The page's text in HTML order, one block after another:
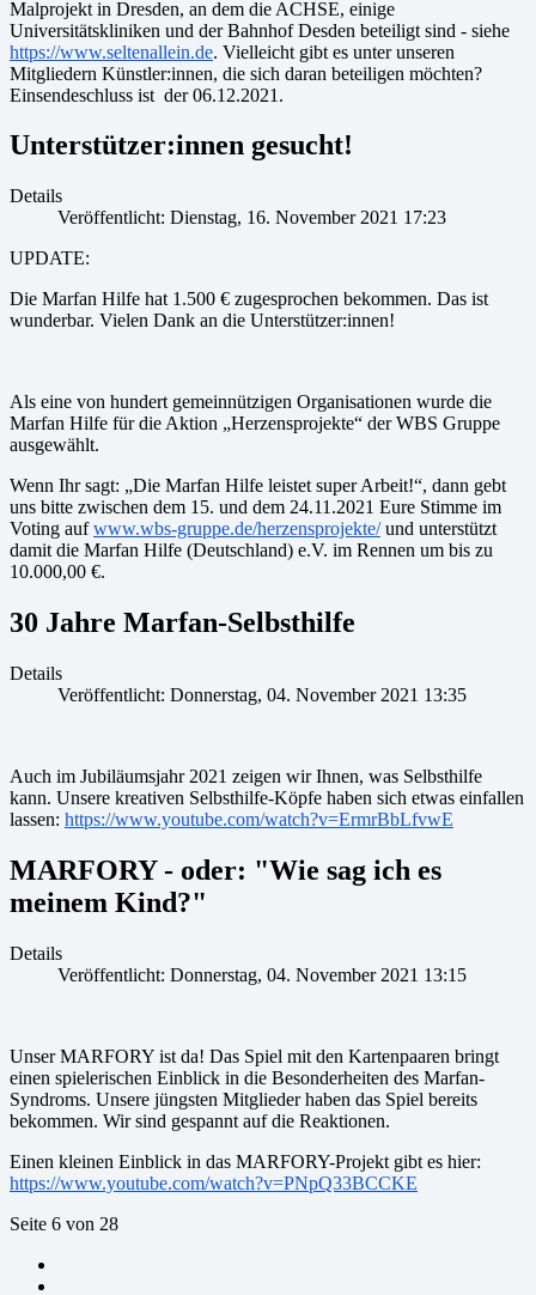
Malprojekt in Dresden, an dem die ACHSE, einige
Universitätskliniken und der Bahnhof Desden beteiligt sind - siehe
https://www.seltenallein.de. Vielleicht gibt es unter unseren
Mitgliedern Künstler:innen, die sich daran beteiligen möchten?
Einsendeschluss ist der 06.12.2021.
Unterstützer:innen gesucht!
Details
Veröffentlicht: Dienstag, 16. November 2021 17:23
UPDATE:
Die Marfan Hilfe hat 1.500 € zugesprochen bekommen. Das ist
wunderbar. Vielen Dank an die Unterstützer:innen!
Als eine von hundert gemeinnützigen Organisationen wurde die
Marfan Hilfe für die Aktion „Herzensprojekte“ der WBS Gruppe
ausgewählt.
Wenn Ihr sagt: „Die Marfan Hilfe leistet super Arbeit!“, dann gebt
uns bitte zwischen dem 15. und dem 24.11.2021 Eure Stimme im
Voting aufwww.wbs-gruppe.de/herzensprojekte/und unterstützt
damit die Marfan Hilfe (Deutschland) e.V. im Rennen um bis zu
10.000,00 €.
30 Jahre Marfan-Selbsthilfe
Details
Veröffentlicht: Donnerstag, 04. November 2021 13:35
Auch im Jubiläumsjahr 2021 zeigen wir Ihnen, was Selbsthilfe
kann. Unsere kreativen Selbsthilfe-Köpfe haben sich etwas einfallen
lassen: https://www.youtube.com/watch?v=ErmrBbLfvwE
MARFORY - oder: "Wie sag ich es
meinem Kind?"
Details
Veröffentlicht: Donnerstag, 04. November 2021 13:15
Unser MARFORY ist da! Das Spiel mit den Kartenpaaren bringt
einen spielerischen Einblick in die Besonderheiten des Marfan-
Syndroms. Unsere jüngsten Mitglieder haben das Spiel bereits
bekommen. Wir sind gespannt auf die Reaktionen.
Einen kleinen Einblick in das MARFORY-Projekt gibt es hier:
https://www.youtube.com/watch?v=PNpQ33BCCKE
Seite 6 von 28